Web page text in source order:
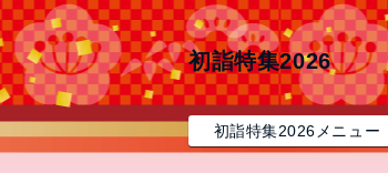
初詣特集2026
初詣特集2026メニュー